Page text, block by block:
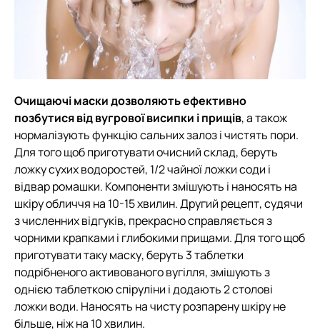
Очищаючі маски дозволяють ефективно
позбутися від вугрової висипки і прищів, а також
нормалізують функцію сальних залоз і чистять пори.
Для того щоб приготувати очисний склад, беруть
ложку сухих водоростей, 1/2 чайної ложки соди і
відвар ромашки. Компоненти змішують і наносять на
шкіру обличчя на 10-15 хвилин. Другий рецепт, судячи
з численних відгуків, прекрасно справляється з
чорними крапками і глибокими прищами. Для того щоб
приготувати таку маску, беруть 3 таблетки
подрібненого активованого вугілля, змішують з
однією таблеткою спіруліни і додають 2 столові
ложки води. Наносять на чисту розпарену шкіру не
більше, ніж на 10 хвилин.